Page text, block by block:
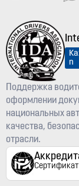
n
Поддержка
оформлении
национальных
качества,
отрасли.